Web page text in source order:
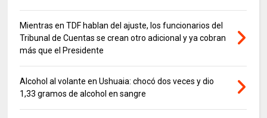
Mientras en TDF hablan del ajuste, los funcionarios del
Tribunal de Cuentas se crean otro adicional y ya cobran
más que el Presidente
Alcohol al volante en Ushuaia: chocó dos veces y dio
1,33 gramos de alcohol en sangre